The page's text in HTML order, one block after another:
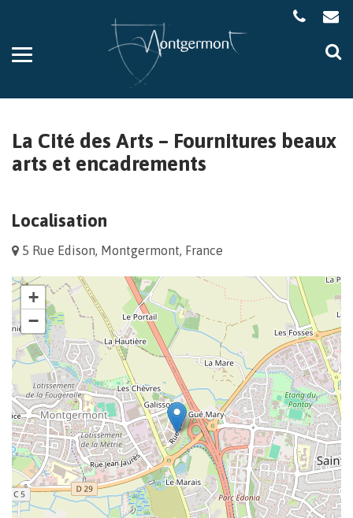
Aller
la
La Cité des Arts – Fournitures beaux
arts et encadrements
Localisation
5 Rue Edison, Montgermont, France
+
−